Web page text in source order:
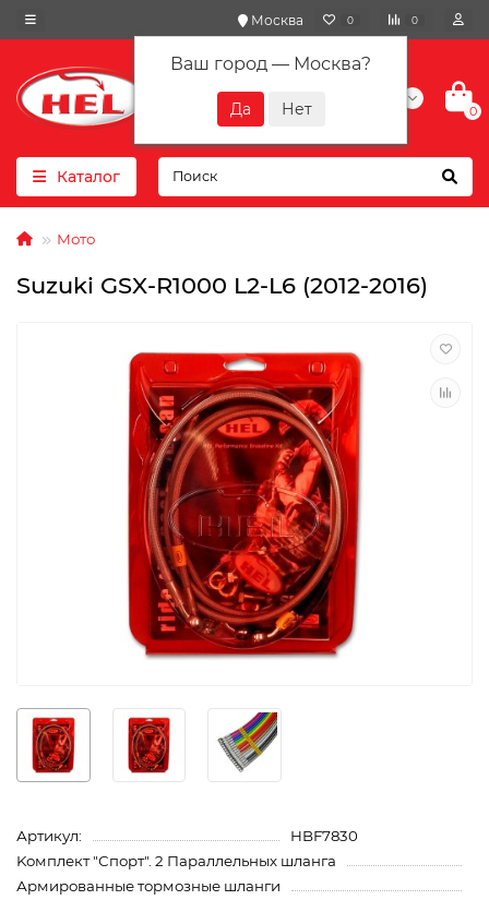
Москва
Ваш город — Москва?
0 0
+7(901) 417-10-01
0
Каталог
Мото
Suzuki GSX-R1000 L2-L6 (2012-2016)
Артикул:
HBF7830
Kомплект "Спорт". 2 Параллельных шланга
Армированные тормозные шланги